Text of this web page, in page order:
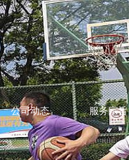
公司动态 服务宗旨